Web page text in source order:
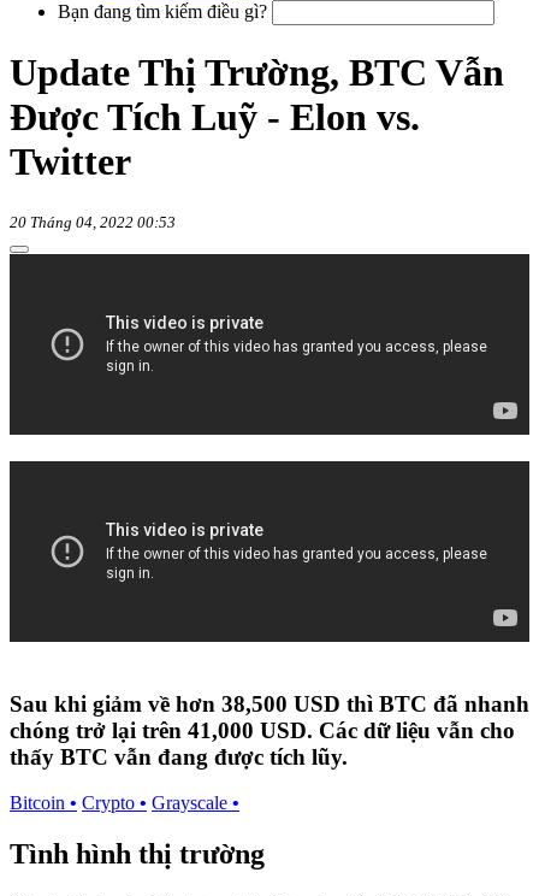
Bạn đang tìm kiếm điều gì?
Update Thị Trường, BTC Vẫn
Được Tích Luỹ - Elon vs.
Twitter
20 Tháng 04, 2022 00:53
Sau khi giảm về hơn 38,500 USD thì BTC đã nhanh
chóng trở lại trên 41,000 USD. Các dữ liệu vẫn cho
thấy BTC vẫn đang được tích lũy.
Bitcoin • Crypto • Grayscale •
Tình hình thị trường